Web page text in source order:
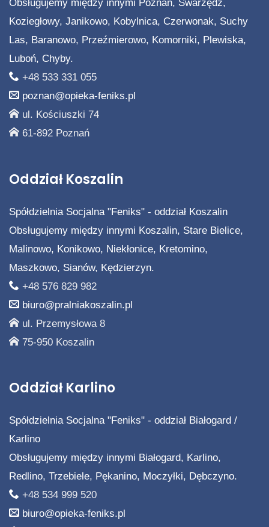
Obsługujemy między innymi Poznań, Swarzędz,
Koziegłowy, Janikowo, Kobylnica, Czerwonak, Suchy
Las, Baranowo, Przeźmierowo, Komorniki, Plewiska,
Luboń, Chyby.
+48 533 331 055
poznan@opieka-feniks.pl
ul. Kościuszki 74
61-892 Poznań
Oddział Koszalin
Spółdzielnia Socjalna "Feniks" - oddział Koszalin
Obsługujemy między innymi Koszalin, Stare Bielice,
Malinowo, Konikowo, Niekłonice, Kretomino,
Maszkowo, Sianów, Kędzierzyn.
+48 576 829 982
biuro@pralniakoszalin.pl
ul. Przemysłowa 8
75-950 Koszalin
Oddział Karlino
Spółdzielnia Socjalna "Feniks" - oddział Białogard /
Karlino
Obsługujemy między innymi Białogard, Karlino,
Redlino, Trzebiele, Pękanino, Moczyłki, Dębczyno.
+48 534 999 520
biuro@opieka-feniks.pl